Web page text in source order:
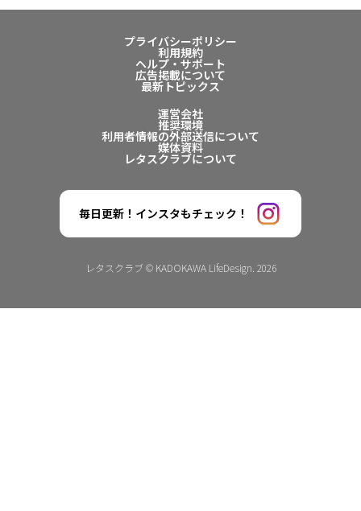
プライバシーポリシー
利用規約
ヘルプ・サポート
広告掲載について
最新トピックス
運営会社
推奨環境
利用者情報の外部送信について
媒体資料
レタスクラブについて
毎日更新！インスタもチェック！
レタスクラブ © KADOKAWA LifeDesign. 2026